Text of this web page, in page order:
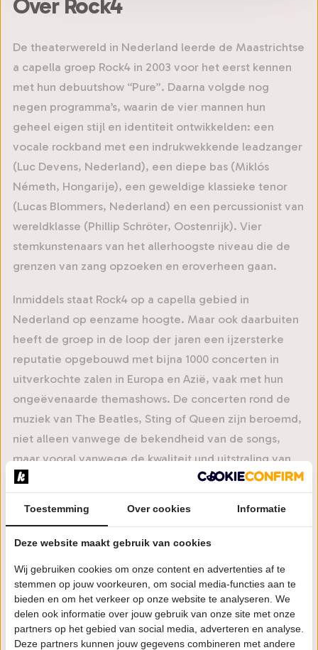
Over Rock4
De theaterwereld in Nederland leerde de Maastrichtse
a capella groep Rock4 in 2003 voor het eerst kennen
met hun debuutshow “Pure”. Daarna volgde nog
negen programma’s, waarin de vier mannen hun
geheel eigen stijl en identiteit ontwikkelden: een
vocale rockband met een indrukwekkende leadzanger
(Luc Devens, Nederland), een diepe bas (Miklós
Németh, Hongarije), een geweldige klassieke tenor
(Lucas Blommers, Nederland) en een percussionist van
wereldklasse (Phillip Schröter, Oostenrijk). Vier
stemkunstenaars van het allerhoogste niveau die de
grenzen van zang opzoeken en eroverheen gaan.
Inmiddels staat Rock4 op a capella gebied in
Nederland op eenzame hoogte. Maar ook daarbuiten
heeft de groep in de loop der jaren een ijzersterke
reputatie opgebouwd met bijna 1000 concerten in
uitverkochte zalen in Europa en Azië, vaak met hun
ongeëvenaarde themashows. De concerten rond de
muziek van The Beatles, Sting of Queen zijn beroemd,
niet alleen vanwege de bekendheid van de songs,
maar vooral vanwege de kwaliteit und uitstraling van
de vier zangers, die ieder nummer volledig nieuw
niveau. Naast alle concerten won Rock4 verschillende
grote festivals in binnen- en buitenland, zoals het
Sankt Pölten. Ook ontvingen ze een prestigieuze
Amerikaanse CARA Award voor de beste pop/rock
cover voor hun uitvoering van “Uninvited” van Alanis
Morissette.
Toestemming Over cookies Informatie
Deze website maakt gebruik van cookies
Wij gebruiken cookies om onze content en advertenties af te
stemmen op jouw voorkeuren, om social media-functies aan te
bieden en om het verkeer op onze website te analyseren. We
delen ook informatie over jouw gebruik van onze site met onze
partners op het gebied van social media, adverteren en analyse.
Deze partners kunnen jouw gegevens combineren met andere